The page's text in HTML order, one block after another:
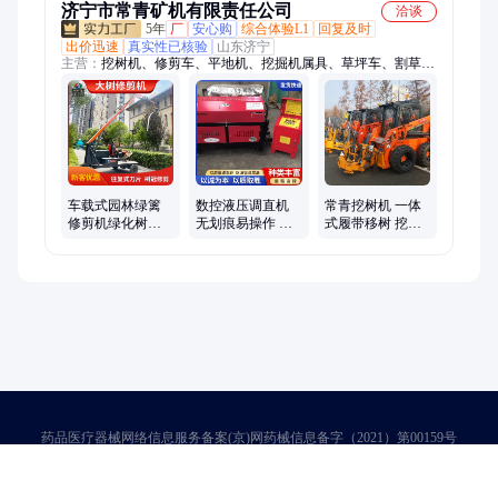
济宁市常青矿机有限责任公司
洽谈
5年 厂 安心购 综合体验L1
回复及时
出价迅速
真实性已核验
山东济宁
主营： 挖树机、修剪车、平地机、挖掘机属具、草坪车、割草
机、喷涂机、打药车、夹石机、移树机、铝合金、整平机、牧草
秸秆、钢筋锯床、起草皮机、除雪车、吸树叶机、铲草皮机、钢
筋切断机、汽油扫雪机、钢筋弯箍机、改装螺旋钻、玉米收割
机、钢筋弯弧机、墙壁切割机
车载式园林绿篱
修剪机绿化树树
数控液压调直机
无划痕易操作 工
常青挖树机 一体
式履带移树 挖掘
药品医疗器械网络信息服务备案(京)网药械信息备字（2021）第00159号